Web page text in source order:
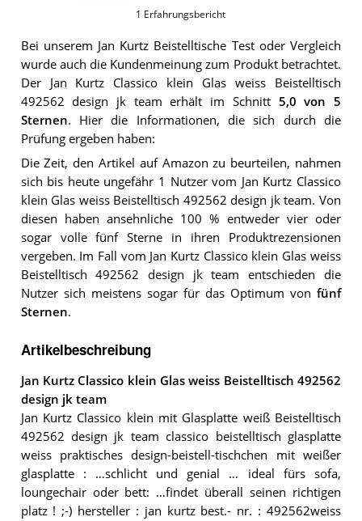
1 Erfahrungsbericht
Bei unserem Jan Kurtz Beistelltische Test oder Vergleich
wurde auch die Kundenmeinung zum Produkt betrachtet.
Der
Jan Kurtz Classico klein Glas weiss Beistelltisch
492562 design jk team erhält im Schnitt 5,0 von 5
Sternen. Hier die Informationen, die sich durch die
Prüfung ergeben haben:
Die Zeit, den Artikel auf Amazon zu beurteilen, nahmen
sich bis heute ungefähr 1 Nutzer vom Jan Kurtz Classico
klein Glas weiss Beistelltisch 492562 design jk team. Von
diesen haben ansehnliche 100 % entweder vier oder
sogar volle fünf Sterne in ihren Produktrezensionen
vergeben. Im Fall vom Jan Kurtz Classico klein Glas weiss
Beistelltisch 492562 design jk team entschieden die
Nutzer sich meistens sogar für das Optimum von fünf
Sternen.
Artikelbeschreibung
Jan Kurtz Classico klein Glas weiss Beistelltisch 492562
design jk team
Jan Kurtz Classico klein mit Glasplatte weiß Beistelltisch
492562 design jk team classico beistelltisch glasplatte
weiss praktisches design-beistell-tischchen mit weißer
glasplatte : …schlicht und genial … ideal fürs sofa,
loungechair oder bett: …findet überall seinen richtigen
platz ! ;-) hersteller : jan kurtz best.- nr. : 492562weiss